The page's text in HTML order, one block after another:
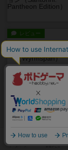
レビュー
レビュー